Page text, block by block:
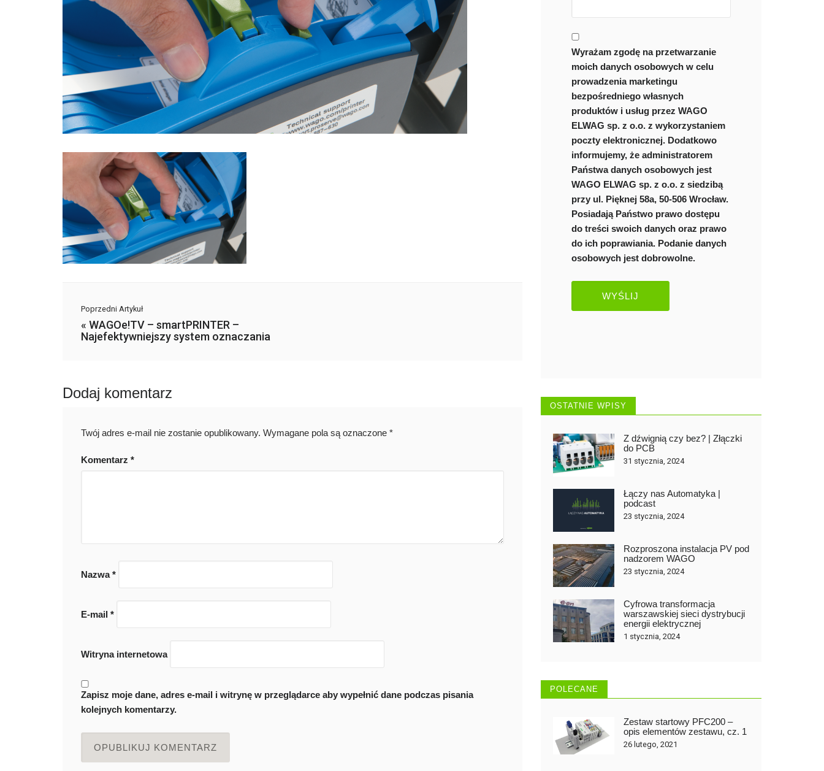
Poprzedni Artykuł
« WAGOe!TV – smartPRINTER –
Najefektywniejszy system oznaczania
Dodaj komentarz
Twój adres e-mail nie zostanie opublikowany. Wymagane pola są oznaczone *
Komentarz *
Nazwa*
E-mail *
Witryna internetowa
Zapisz moje dane, adres e-mail i witrynę w przeglądarce aby wypełnić dane podczas pisania
kolejnych komentarzy.
Wyrażam zgodę na przetwarzanie
moich danych osobowych w celu
prowadzenia marketingu
bezpośredniego własnych
produktów i usług przez WAGO
ELWAG sp. z o.o. z wykorzystaniem
poczty elektronicznej. Dodatkowo
informujemy, że administratorem
Państwa danych osobowych jest
WAGO ELWAG sp. z o.o. z siedzibą
przy ul. Pięknej 58a, 50-506 Wrocław.
Posiadają Państwo prawo dostępu
do treści swoich danych oraz prawo
do ich poprawiania. Podanie danych
osobowych jest dobrowolne.
OSTATNIE WPISY
Z dźwignią czy bez? | Złączki
do PCB
31 stycznia, 2024
Łączy nas Automatyka |
podcast
23 stycznia, 2024
Rozproszona instalacja PV pod
nadzorem WAGO
23 stycznia, 2024
Cyfrowa transformacja
warszawskiej sieci dystrybucji
energii elektrycznej
1 stycznia, 2024
POLECANE
Zestaw startowy PFC200 –
opis elementów zestawu, cz. 1
26 lutego, 2021